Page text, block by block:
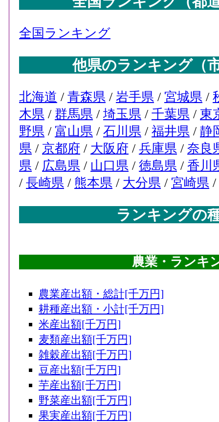
全国ランキング
他県のランキング（
北海道 / 青森県 / 岩手県 / 宮城県 /
木県 / 群馬県 / 埼玉県 / 千葉県 / 東
野県 / 富山県 / 石川県 / 福井県 / 静
県 / 京都府 / 大阪府 / 兵庫県 / 奈良
県 / 広島県 / 山口県 / 徳島県 / 香川
/ 長崎県 / 熊本県 / 大分県 / 宮崎県 /
ランキングの
農業・ランキ
農業産出額・総計[千万円]
耕種産出額・小計[千万円]
米産出額[千万円]
麦類産出額[千万円]
雑穀産出額[千万円]
豆産出額[千万円]
芋産出額[千万円]
野菜産出額[千万円]
果実産出額[千万円]